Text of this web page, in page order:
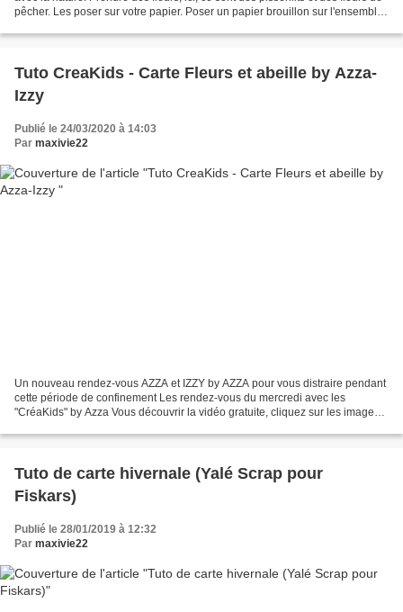
pêcher. Les poser sur votre papier. Poser un papier brouillon sur l'ensemble
Tuto CreaKids - Carte Fleurs et abeille by Azza-
Izzy
Publié le 24/03/2020 à 14:03
Par maxivie22
Un nouveau rendez-vous AZZA et IZZY by AZZA pour vous distraire pendant
cette période de confinement Les rendez-vous du mercredi avec les
"CréaKids" by Azza Vous découvrir la vidéo gratuite, cliquez sur les images :
Tuto de carte hivernale (Yalé Scrap pour
Fiskars)
Publié le 28/01/2019 à 12:32
Par maxivie22